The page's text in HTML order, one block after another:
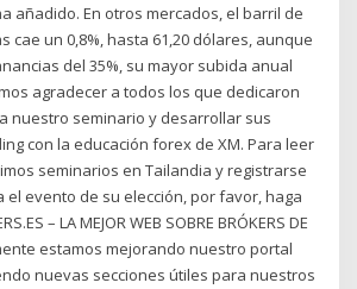
añadido. En otros mercados, el barril de
cae un 0,8%, hasta 61,20 dólares, aunque
del 35%, su mayor subida anual
agradecer a todos los que dedicaron
nuestro seminario y desarrollar sus
con la educación forex de XM. Para leer
seminarios en Tailandia y registrarse
el evento de su elección, por favor, haga
– LA MEJOR WEB SOBRE BRÓKERS DE
estamos mejorando nuestro portal
nuevas secciones útiles para nuestros